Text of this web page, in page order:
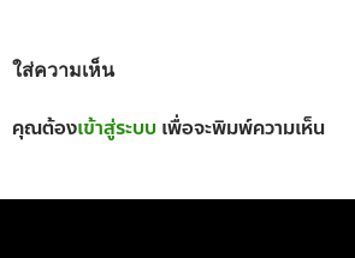
ใส่ความเห็น
คุณต้องเข้าสู่ระบบ เพื่อจะพิมพ์ความเห็น